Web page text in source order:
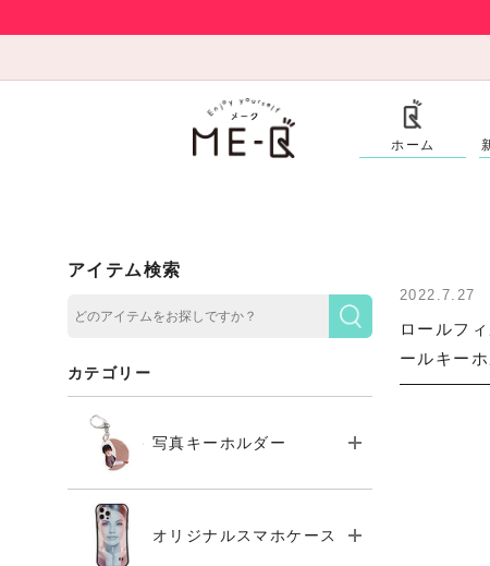
ホーム
2022.7.27
ロールフ
ールキー
アイテム検索
カテゴリー
写真キーホルダー
オリジナルスマホケース